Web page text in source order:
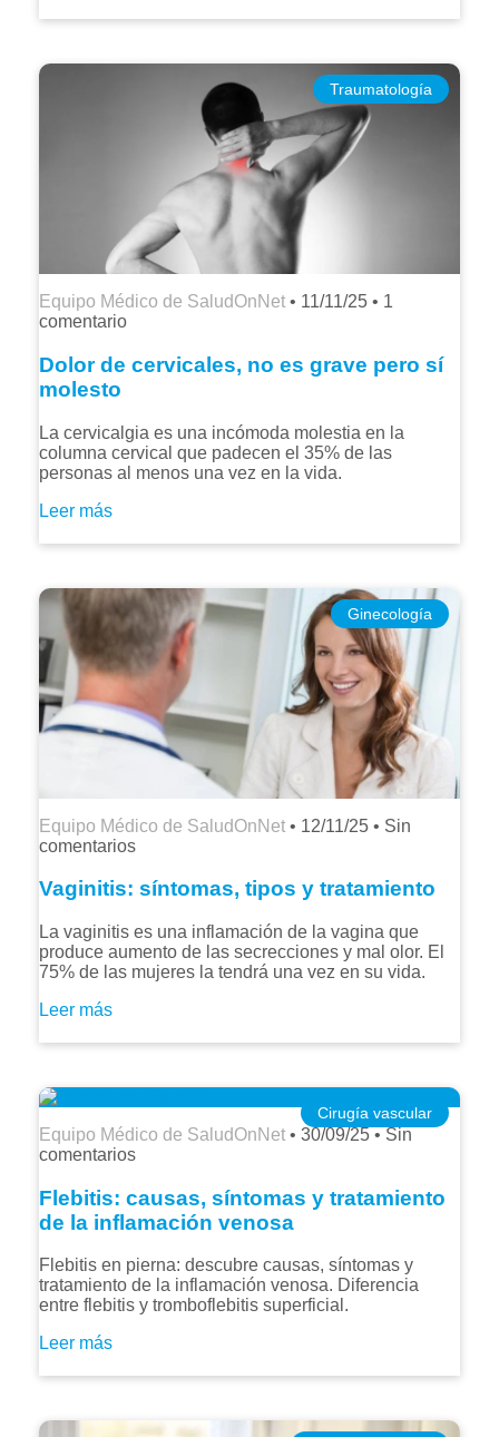
Traumatología
Equipo Médico de SaludOnNet • 11/11/25 • 1
comentario
Dolor de cervicales, no es grave pero sí
molesto
La cervicalgia es una incómoda molestia en la
columna cervical que padecen el 35% de las
personas al menos una vez en la vida.
Leer más
Ginecología
Equipo Médico de SaludOnNet • 12/11/25 • Sin
comentarios
Vaginitis: síntomas, tipos y tratamiento
La vaginitis es una inflamación de la vagina que
produce aumento de las secrecciones y mal olor. El
75% de las mujeres la tendrá una vez en su vida.
Leer más
Cirugía vascular
Equipo Médico de SaludOnNet • 30/09/25 • Sin
comentarios
Flebitis: causas, síntomas y tratamiento
de la inflamación venosa
Flebitis en pierna: descubre causas, síntomas y
tratamiento de la inflamación venosa. Diferencia
entre flebitis y tromboflebitis superficial.
Leer más